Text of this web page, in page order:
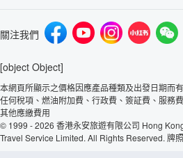
關注我們
[object Object]
本網頁所顯示之價格因應產品種類及出發日期而
任何稅項、燃油附加費、行政費、簽証費、服務
其他應繳費用
© 1999 - 2026 香港永安旅遊有限公司 Hong
Travel Service Limited. All Rights Reserved. 牌